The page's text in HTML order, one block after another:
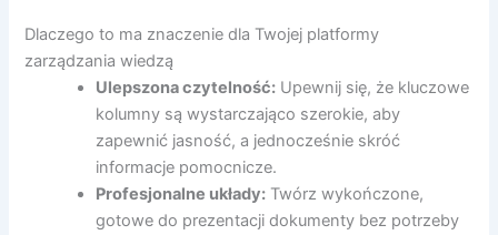
Dlaczego to ma znaczenie dla Twojej platformy
zarządzania wiedzą
Ulepszona czytelność: Upewnij się, że kluczowe
kolumny są wystarczająco szerokie, aby
zapewnić jasność, a jednocześnie skróć
informacje pomocnicze.
Profesjonalne układy: Twórz wykończone,
gotowe do prezentacji dokumenty bez potrzeby